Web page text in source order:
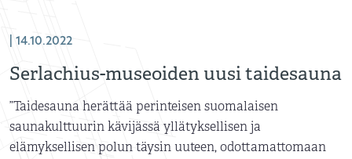
| 14.10.2022
Serlachius-museoiden uusi taidesauna
”Taidesauna herättää perinteisen suomalaisen
saunakulttuurin kävijässä yllätyksellisen ja
elämyksellisen polun täysin uuteen, odottamattomaan